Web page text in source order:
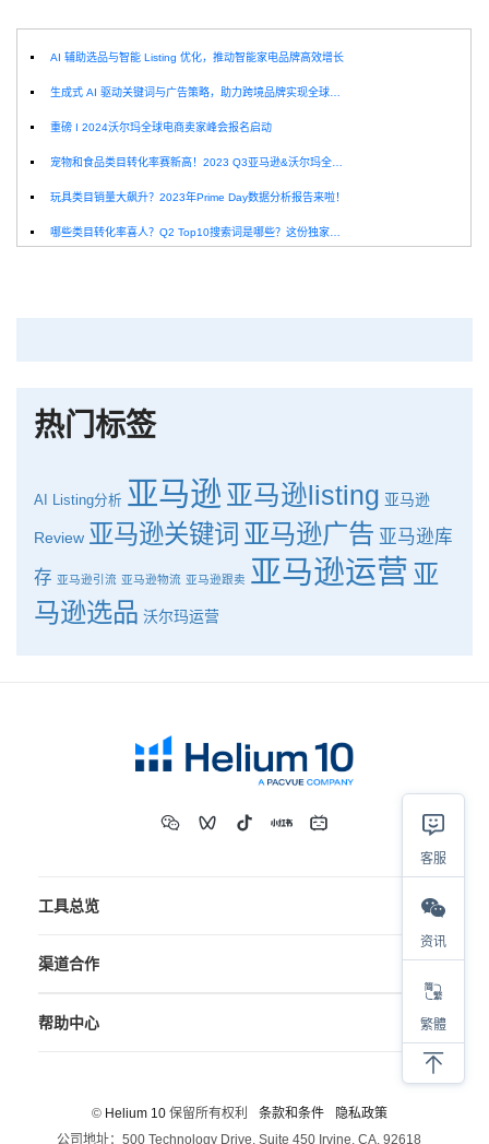
AI 辅助选品与智能 Listing 优化，推动智能家电品牌高效增长
生成式 AI 驱动关键词与广告策略，助力跨境品牌实现全球增长突破
重磅 I 2024沃尔玛全球电商卖家峰会报名启动
宠物和食品类目转化率赛新高！2023 Q3亚马逊&沃尔玛全球电商CPC数据发布！
玩具类目销量大飙升？2023年Prime Day数据分析报告来啦！
哪些类目转化率喜人？Q2 Top10搜索词是哪些？这份独家报告来解答！
热门标签
AI Listing分析 亚马逊 亚马逊listing 亚马逊
Review 亚马逊关键词 亚马逊广告 亚马逊库
存 亚马逊引流 亚马逊物流 亚马逊跟卖 亚马逊运营 亚
马逊选品 沃尔玛运营
工具总览
渠道合作
帮助中心
© Helium 10保留所有权利 条款和条件
隐私政策
公司地址：500 Technology Drive, Suite 450 Irvine, CA, 92618
客服
资讯
繁體